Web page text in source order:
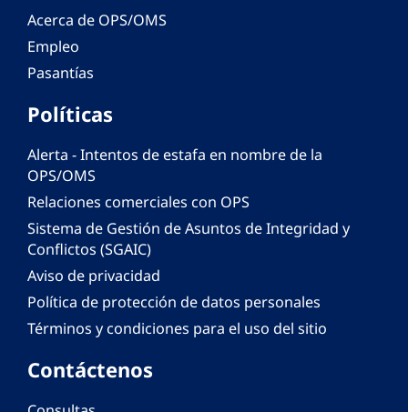
Acerca de OPS/OMS
Empleo
Pasantías
Políticas
Alerta - Intentos de estafa en nombre de la
OPS/OMS
Relaciones comerciales con OPS
Sistema de Gestión de Asuntos de Integridad y
Conflictos (SGAIC)
Aviso de privacidad
Política de protección de datos personales
Términos y condiciones para el uso del sitio
Contáctenos